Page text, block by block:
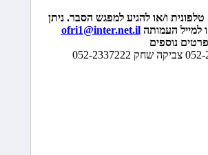
ו/או להגיע למפגש הסבר. ניתן
למייל העמותהofri1@inter.net.il
נוספים